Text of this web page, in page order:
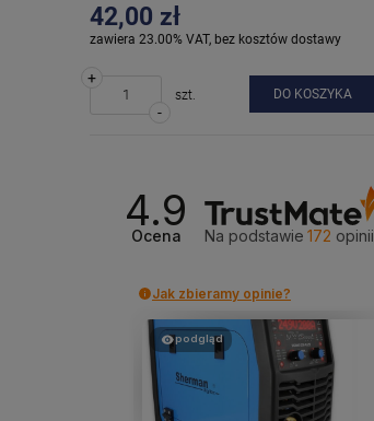
42,00 zł
zawiera 23.00% VAT, bez kosztów dostawy
-
+
szt. DO KOSZYKA
4.9
Ocena Na podstawie 172 opinii
Jak zbieramy opinie?
podgląd